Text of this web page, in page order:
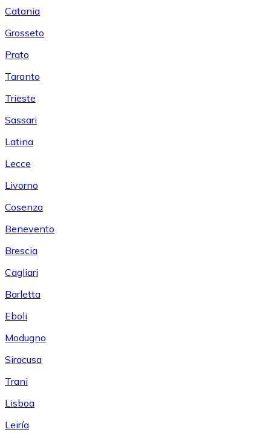
Catania
Grosseto
Prato
Taranto
Trieste
Sassari
Latina
Lecce
Livorno
Cosenza
Benevento
Brescia
Cagliari
Barletta
Eboli
Modugno
Siracusa
Trani
Lisboa
Leiría